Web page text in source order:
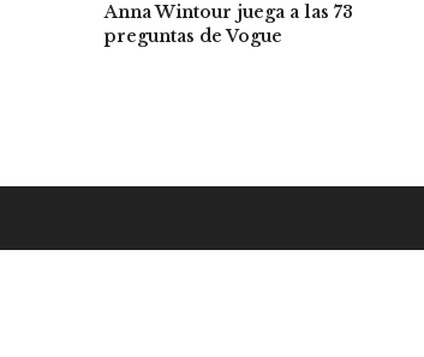
Anna Wintour juega a las 73
preguntas de Vogue